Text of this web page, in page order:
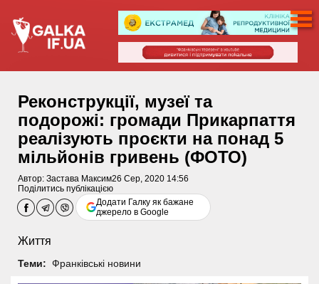
Реконструкції, музеї та
подорожі: громади Прикарпаття
реалізують проєкти на понад 5
мільйонів гривень (ФОТО)
Автор: Застава Максим26 Сер, 2020 14:56
Поділитись публікацією
Додати Галку як бажане
джерело в Google
Життя
Теми: Франківські новини